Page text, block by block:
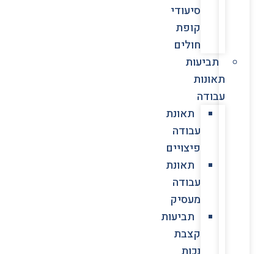
סיעודי
קופת
חולים
תביעות
תאונות
עבודה
תאונת
עבודה
פיצויים
תאונת
עבודה
מעסיק
תביעות
קצבת
נכות